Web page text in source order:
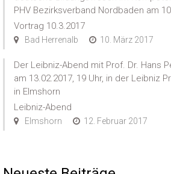
PHV Bezirksverband Nordbaden am
Vortrag 10.3.2017
Bad Herrenalb 10. März 2017
Der Leibniz-Abend mit Prof. Dr. Hans
am 13.02.2017, 19 Uhr, in der Leibniz
in Elmshorn
Leibniz-Abend
Elmshorn 12. Februar 2017